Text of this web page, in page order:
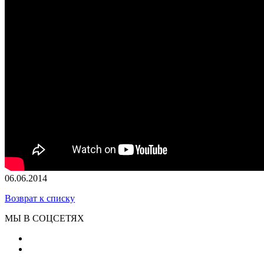
06.06.2014
Возврат к списку
МЫ В СОЦСЕТЯХ